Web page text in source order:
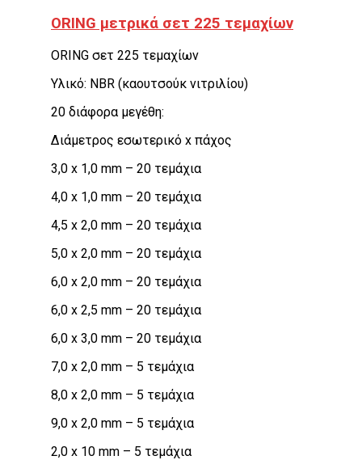
ORING μετρικά σετ 225 τεμαχίων
ORING σετ 225 τεμαχίων
Υλικό: NBR (καουτσούκ νιτριλίου)
20 διάφορα μεγέθη:
Διάμετρος εσωτερικό x πάχος
3,0 x 1,0 mm – 20 τεμάχια
4,0 x 1,0 mm – 20 τεμάχια
4,5 x 2,0 mm – 20 τεμάχια
5,0 x 2,0 mm – 20 τεμάχια
6,0 x 2,0 mm – 20 τεμάχια
6,0 x 2,5 mm – 20 τεμάχια
6,0 x 3,0 mm – 20 τεμάχια
7,0 x 2,0 mm – 5 τεμάχια
8,0 x 2,0 mm – 5 τεμάχια
9,0 x 2,0 mm – 5 τεμάχια
2,0 x 10 mm – 5 τεμάχια